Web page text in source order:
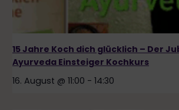
15 Jahre Koch dich glücklich – Der
Ayurveda Einsteiger Kochkurs
16. August @ 11:00 - 14:30